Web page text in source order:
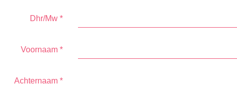
Dhr/Mw *
Voornaam *
Achternaam *